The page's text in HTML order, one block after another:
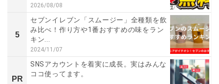
2026/08/08
5
セブンイレブン「スムージー」全種類を飲
み比べ！作り方や1番おすすめの味をラン
キン...
2024/11/07
PR
SNSアカウントを着実に成長。実はみんな
ココ使ってます。